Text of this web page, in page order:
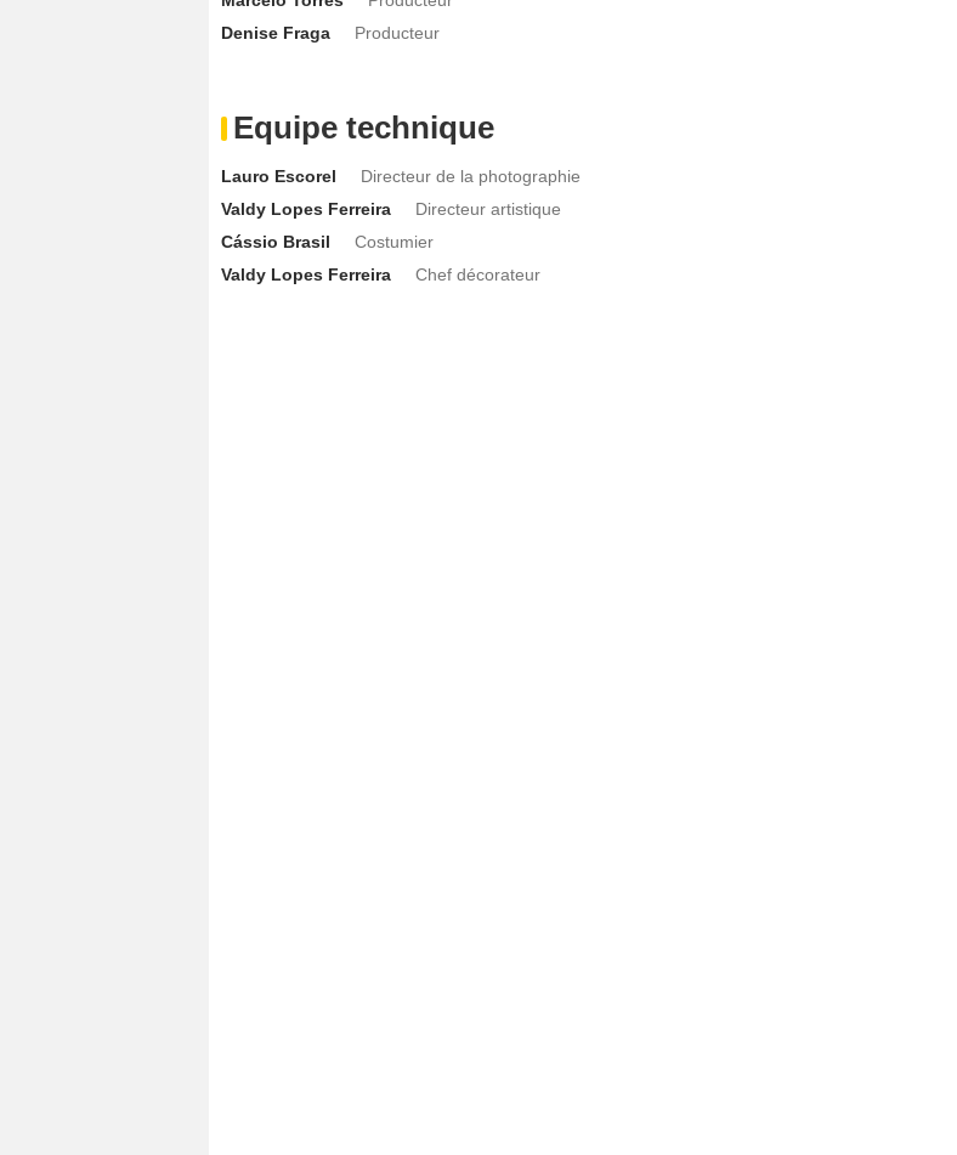
Denise Fraga
Producteur
Equipe technique
Lauro Escorel
Directeur de la photographie
Valdy Lopes Ferreira
Directeur artistique
Cássio Brasil
Costumier
Valdy Lopes Ferreira
Chef décorateur